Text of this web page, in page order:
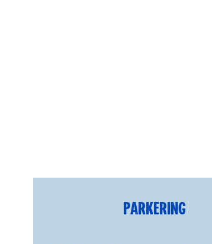
PARKERING